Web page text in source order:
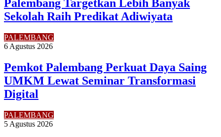
Palembang Targetkan Lebih Banyak
Sekolah Raih Predikat Adiwiyata
PALEMBANG
6 Agustus 2026
Pemkot Palembang Perkuat Daya Saing
UMKM Lewat Seminar Transformasi
Digital
PALEMBANG
5 Agustus 2026